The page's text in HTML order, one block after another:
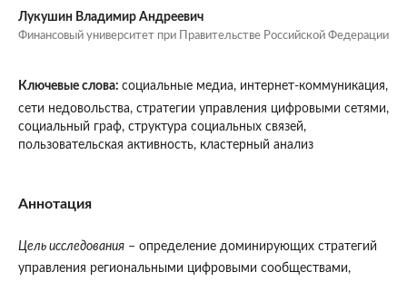
Лукушин Владимир Андреевич
Финансовый университет при Правительстве Российской Федерации
Ключевые слова: социальные медиа, интернет-коммуникация,
сети недовольства, стратегии управления цифровыми сетями,
социальный граф, структура социальных связей,
пользовательская активность, кластерный анализ
Аннотация
Цель исследования– определение доминирующих стратегий
управления региональными цифровыми сообществами,